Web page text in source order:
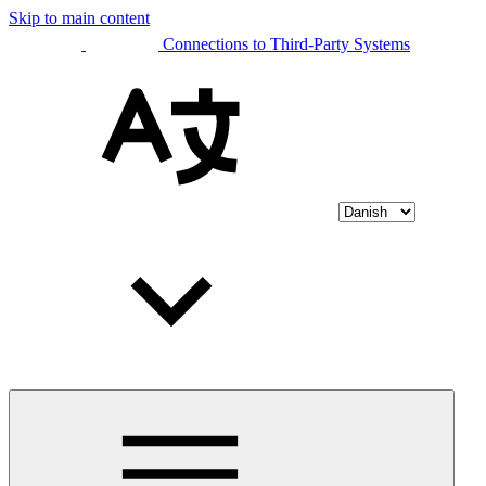
Skip to main content
Connections to Third-Party Systems